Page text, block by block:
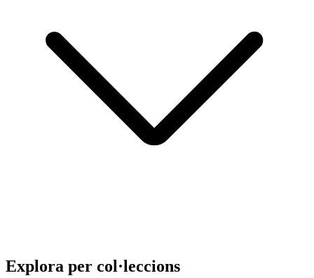
Explora per col·leccions